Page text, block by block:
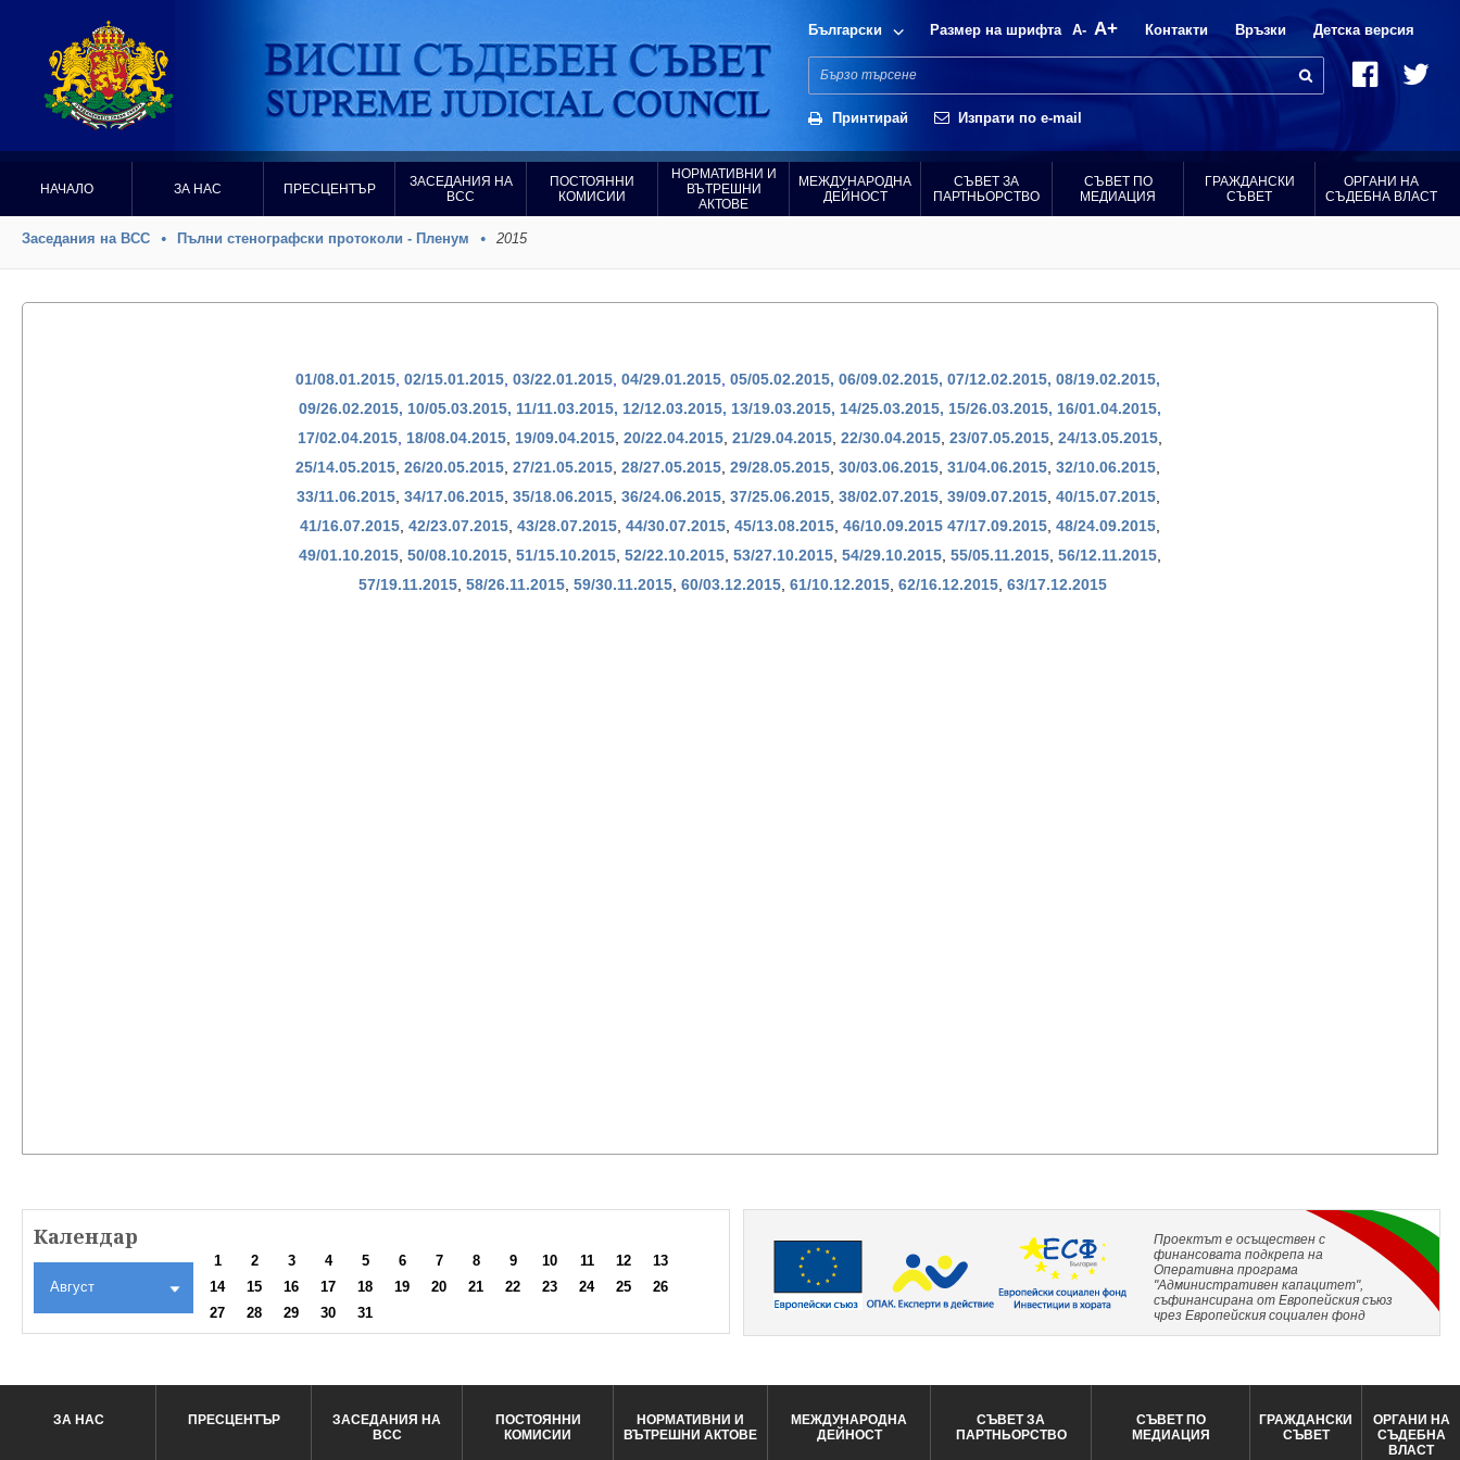
Български Размер на шрифта A- A+ Контакти Връзки Детска версия
Принтирай Изпрати по e-mail
НАЧАЛО ЗА НАС ПРЕСЦЕНТЪР
ЗАСЕДАНИЯ НА
ВСС
ПОСТОЯННИ
КОМИСИИ
НОРМАТИВНИ И
ВЪТРЕШНИ
АКТОВЕ
МЕЖДУНАРОДНА
ДЕЙНОСТ
СЪВЕТ ЗА
ПАРТНЬОРСТВО
СЪВЕТ ПО
МЕДИАЦИЯ
ГРАЖДАНСКИ
СЪВЕТ
ОРГАНИ НА
СЪДЕБНА ВЛАСТ
Заседания на ВСС Пълни стенографски протоколи - Пленум 2015
01/08.01.2015 02/15.01.2015 03/22.01.2015 04/29.01.2015 05/05.02.2015, 06/09.02.2015, 07/12.02.2015, 08/19.02.2015,
09/26.02.2015, 10/05.03.2015, 11/11.03.2015, 12/12.03.2015, 13/19.03.2015, 14/25.03.2015, 15/26.03.2015, 16/01.04.2015,
17/02.04.2015 18/08.04.2015 19/09.04.2015 20/22.04.2015 21/29.04.2015 22/30.04.2015 23/07.05.2015 24/13.05.2015
25/14.05.2015 26/20.05.2015 27/21.05.2015 28/27.05.2015 29/28.05.2015 30/03.06.2015 31/04.06.2015 32/10.06.2015
33/11.06.2015, 34/17.06.2015, 35/18.06.2015, 36/24.06.2015, 37/25.06.2015, 38/02.07.2015, 39/09.07.2015, 40/15.07.2015,
41/16.07.2015 42/23.07.2015 43/28.07.2015 44/30.07.2015 45/13.08.2015 46/10.09.2015 47/17.09.2015 48/24.09.2015
49/01.10.2015 50/08.10.2015 51/15.10.2015 52/22.10.2015 53/27.10.2015 54/29.10.2015 55/05.11.2015 56/12.11.2015
57/19.11.2015, 58/26.11.2015, 59/30.11.2015, 60/03.12.2015, 61/10.12.2015, 62/16.12.2015, 63/17.12.2015
Календар
Август
1 2 3 4 5 6 7 8 9 10 11 12
13
14
15 16 17 18 19 20 21 22 23 24 25
26
27
28 29 30 31
Проектът е осъществен с
финансовата подкрепа на
Оперативна програма
"Административен капацитет",
съфинансирана от Европейския съюз
чрез Европейския социален фонд
ЗА НАС ПРЕСЦЕНТЪР
ЗАСЕДАНИЯ НА
ВСС
ПОСТОЯННИ
КОМИСИИ
НОРМАТИВНИ И
ВЪТРЕШНИ АКТОВЕ
МЕЖДУНАРОДНА
ДЕЙНОСТ
СЪВЕТ ЗА
ПАРТНЬОРСТВО
СЪВЕТ ПО
МЕДИАЦИЯ
ГРАЖДАНСКИ
СЪВЕТ
ОРГАНИ НА
СЪДЕБНА
ВЛАСТ